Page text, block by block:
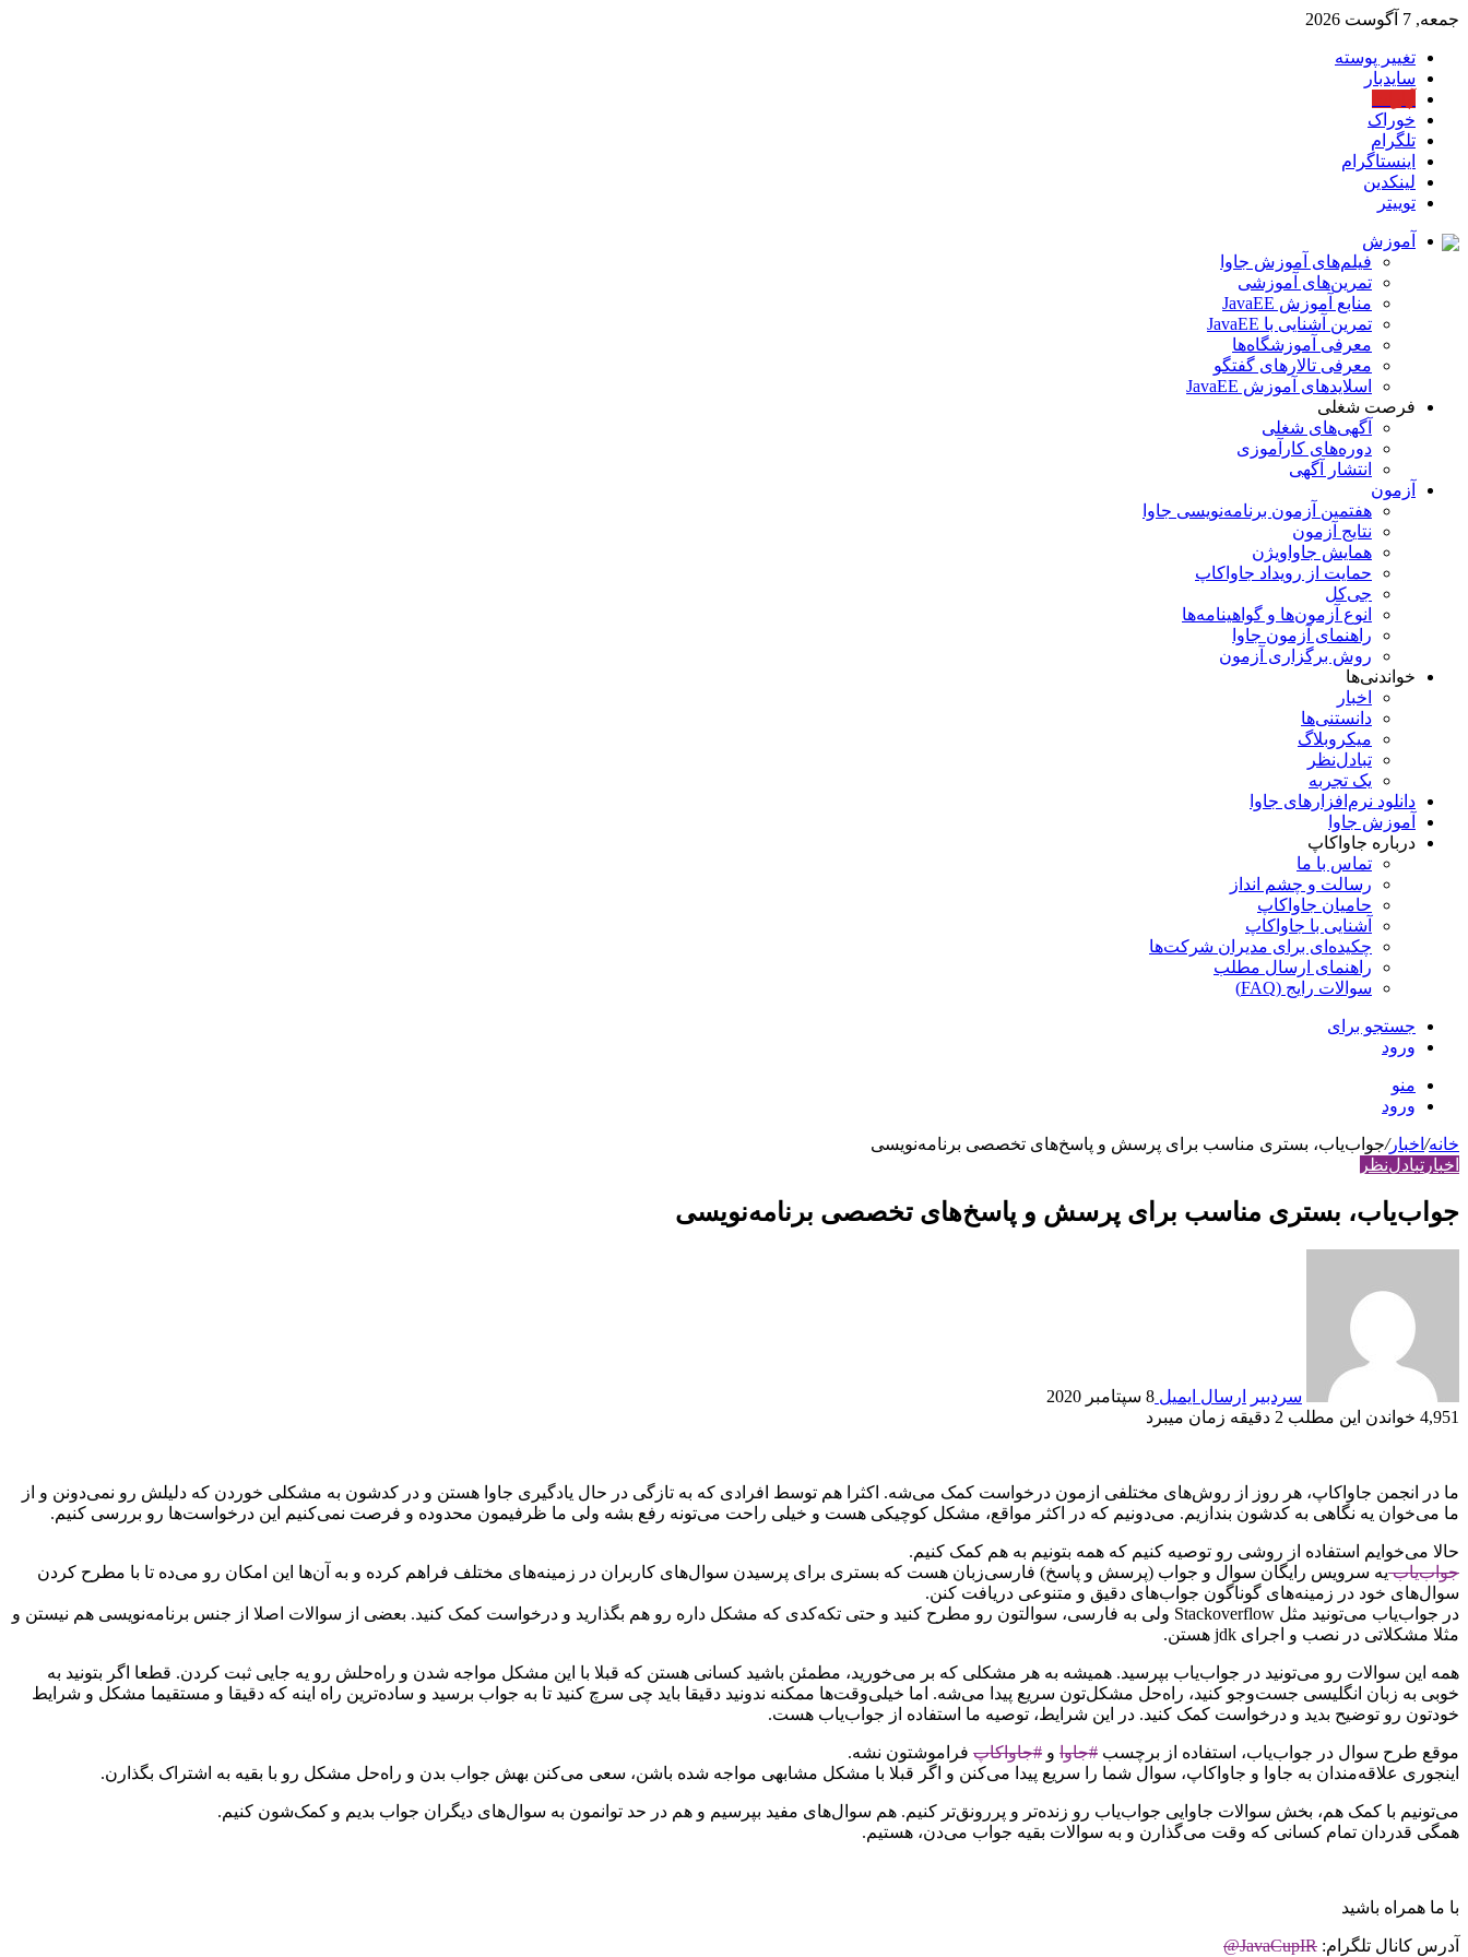
جمعه, 7 آگوست 2026
تغییر پوسته
سایدبار
خوراک
تلگرام
اینستاگرام
لینکدین
توییتر
آموزش
فیلم‌های آموزش جاوا
تمرین‌های آموزشی
منابع آموزش JavaEE
تمرین آشنایی با JavaEE
معرفی آموزشگاه‌ها
معرفی تالارهای گفتگو
اسلایدهای آموزش JavaEE
فرصت شغلی
آگهی‌های شغلی
دوره‌های کارآموزی
انتشار آگهی
آزمون
هفتمین آزمون برنامه‌نویسی جاوا
نتایج آزمون
همایش جاواویژن
حمایت از رویداد جاواکاپ
جی‌کل
انوع آزمون‌ها و گواهینامه‌ها
راهنمای آزمون جاوا
روش برگزاری آزمون
خواندنی‌ها
اخبار
دانستنی‌ها
میکروبلاگ
تبادل‌نظر
یک تجربه
دانلود نرم‌افزارهای جاوا
آموزش جاوا
درباره جاواکاپ
تماس با ما
رسالت و چشم انداز
حامیان جاواکاپ
آشنایی با جاواکاپ
چکیده‌ای برای مدیران شرکت‌ها
راهنمای ارسال مطلب
سوالات رایج (FAQ)
جستجو برای
ورود
منو
ورود
خانه/ اخبار/جواب‌یاب، بستری مناسب برای پرسش و پاسخ‌های تخصصی برنامه‌نویسی
اخبار تبادل‌نظر
جواب‌یاب، بستری مناسب برای پرسش و پاسخ‌های تخصصی برنامه‌نویسی
سردبیر ارسال ایمیل 8 سپتامبر 2020
4,951 خواندن این مطلب 2 دقیقه زمان می‎برد
ما در انجمن جاواکاپ، هر روز از روش‌های مختلفی ازمون درخواست کمک می‌شه. اکثرا هم توسط افرادی که به تازگی در حال یادگیری جاوا هستن و در کدشون به مشکلی خوردن که دلیلش رو نمی‌دونن و از
ما می‌خوان یه نگاهی به کدشون بندازیم. می‌دونیم که در اکثر مواقع، مشکل کوچیکی هست و خیلی راحت می‌تونه رفع بشه ولی ما ظرفیمون محدوده و فرصت نمی‌کنیم این درخواست‌ها رو بررسی کنیم.
حالا می‌خوایم استفاده از روشی رو توصیه کنیم که همه بتونیم به هم کمک کنیم.
جواب‌یابیه سرویس رایگان سوال و جواب (پرسش و پاسخ) فارسی‌زبان هست که بستری برای پرسیدن سوال‌های کاربران در زمینه‌های مختلف فراهم کرده و به آن‌ها این امکان رو می‌ده تا با مطرح کردن
سوال‌های خود در زمینه‌های گوناگون جواب‌های دقیق و متنوعی دریافت کنن.
در جواب‌یاب می‌تونید مثل Stackoverflow ولی به فارسی، سوالتون رو مطرح کنید و حتی تکه‌کدی که مشکل داره رو هم بگذارید و درخواست کمک کنید. بعضی از سوالات اصلا از جنس برنامه‌نویسی هم نیستن و
مثلا مشکلاتی در نصب و اجرای jdk هستن.
همه این سوالات رو می‌تونید در جواب‌یاب بپرسید. همیشه به هر مشکلی که بر می‌خورید، مطمئن باشید کسانی هستن که قبلا با این مشکل مواجه شدن و راه‌حلش رو یه جایی ثبت کردن. قطعا اگر بتونید به
خوبی به زبان انگلیسی جست‌وجو کنید، راه‌حل مشکل‌تون سریع پیدا می‌شه. اما خیلی‌وقت‌ها ممکنه ندونید دقیقا باید چی سرچ کنید تا به جواب برسید و ساده‌ترین راه اینه که دقیقا و مستقیما مشکل و شرایط
خودتون رو توضیح بدید و درخواست کمک کنید. در این شرایط، توصیه ما استفاده از جواب‌یاب هست.
موقع طرح سوال در جواب‌یاب، استفاده از برچسب #جاوا و #جاواکاپ فراموشتون نشه.
اینجوری علاقه‌مندان به جاوا و جاواکاپ، سوال شما را سریع پیدا می‌کنن و اگر قبلا با مشکل مشابهی مواجه شده باشن، سعی می‌کنن بهش جواب بدن و راه‌حل مشکل رو با بقیه به اشتراک بگذارن.
می‌تونیم با کمک هم، بخش سوالات جاوایی جواب‌یاب رو زنده‌تر و پررونق‌تر کنیم. هم سوال‌های مفید بپرسیم و هم در حد توانمون به سوال‌های دیگران جواب بدیم و کمک‌شون کنیم.
همگی قدردان تمام کسانی که وقت می‌گذارن و به سوالات بقیه جواب می‌دن، هستیم.
با ما همراه باشید
آدرس کانال تلگرام: JavaCupIR@